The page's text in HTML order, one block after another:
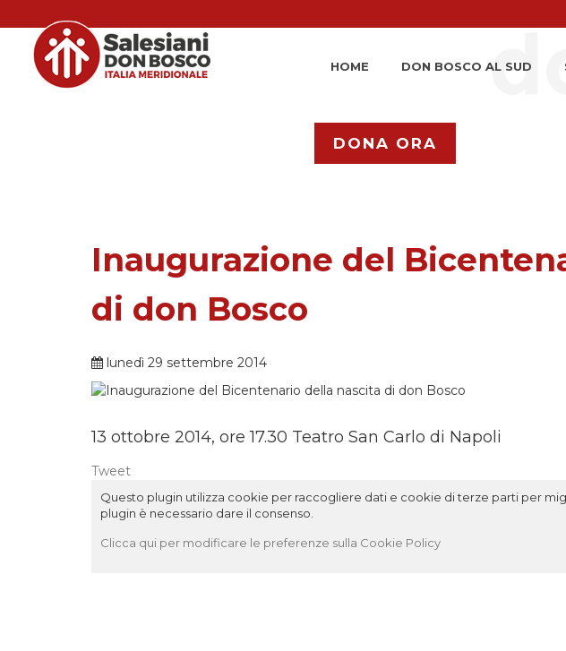
HOME DON BOSCO AL SUD
DONA ORA
Inaugurazione del
di don Bosco
lunedì 29 settembre 2014
13 ottobre 2014, ore 17.30 Teatro San Carlo di Napoli
Tweet
Questo plugin utilizza cookie per raccogliere dati e cookie di terze parti per
plugin è necessario dare il consenso.
Clicca qui per modificare le preferenze sulla Cookie Policy